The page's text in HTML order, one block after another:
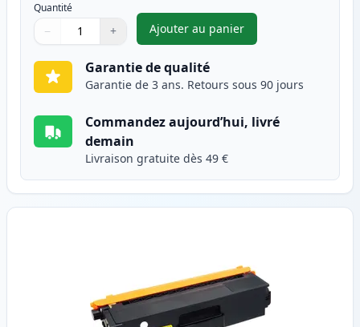
Quantité
Quantité
Utilisez les boutons pour ajuster
− +
Quantité
Ajouter au panier
,Brother TN326M (TN321M)
Garantie de qualité
Garantie de 3 ans. Retours sous 90 jours
Commandez aujourd’hui, livré
demain
Livraison gratuite dès 49 €